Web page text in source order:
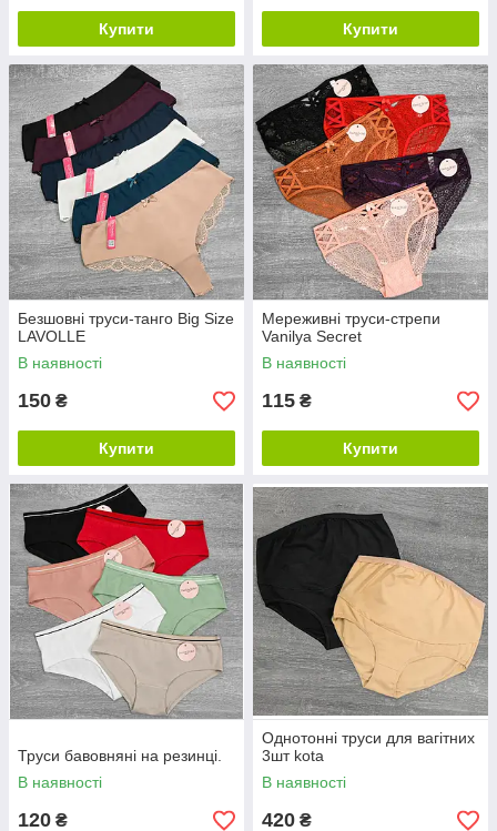
Купити Купити
Безшовні труси-танго Big Size
LAVOLLE
В наявності
150 ₴
Купити
Мереживні труси-стрепи
Vanilya Secret
В наявності
115 ₴
Купити
Труси бавовняні на резинці.
В наявності
120 ₴
Однотонні труси для вагітних
3шт kota
В наявності
420 ₴